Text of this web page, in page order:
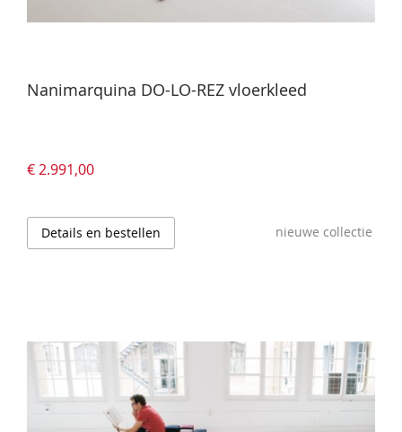
Nanimarquina DO-LO-REZ vloerkleed
€ 2.991,00
Details en bestellen nieuwe collectie